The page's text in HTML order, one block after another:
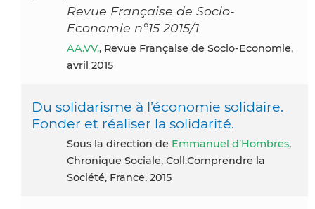
Revue Française de Socio-
Economie n°15 2015/1
AA.VV., Revue Française de Socio-Economie,
avril 2015
Du solidarisme à l’économie solidaire.
Fonder et réaliser la solidarité.
Sous la direction de Emmanuel d’Hombres,
Chronique Sociale, Coll.Comprendre la
Société, France, 2015